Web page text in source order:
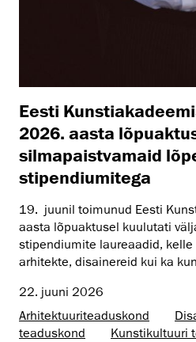
Eesti
2026. aasta
silmapaistvamaid
stipendiumitega
19. juunil toimunud Eesti
aasta lõpuaktusel kuulutati
stipendiumite laureaadid, kelle
arhitekte, disainereid kui ka
22. juuni 2026
Arhitektuuri­teaduskond
teaduskond
Kunsti­kultuuri